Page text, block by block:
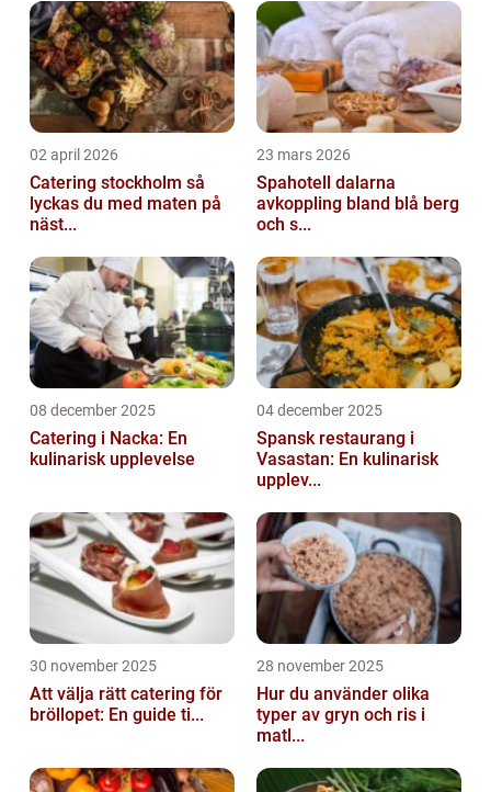
02 april 2026
Catering stockholm så
lyckas du med maten på
näst...
23 mars 2026
Spahotell dalarna
avkoppling bland blå berg
och s...
08 december 2025
Catering i Nacka: En
kulinarisk upplevelse
04 december 2025
Spansk restaurang i
Vasastan: En kulinarisk
upplev...
30 november 2025
Att välja rätt catering för
bröllopet: En guide ti...
28 november 2025
Hur du använder olika
typer av gryn och ris i
matl...